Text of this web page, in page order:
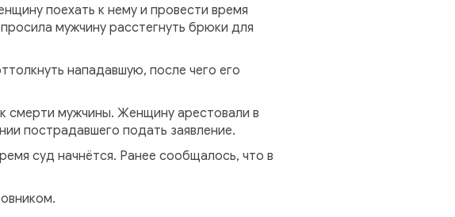
поехать к нему и провести время
мужчину расстегнуть брюки для
нападавшую, после чего его
смерти мужчины. Женщину арестовали в
пострадавшего подать заявление.
суд начнётся. Ранее сообщалось, что в